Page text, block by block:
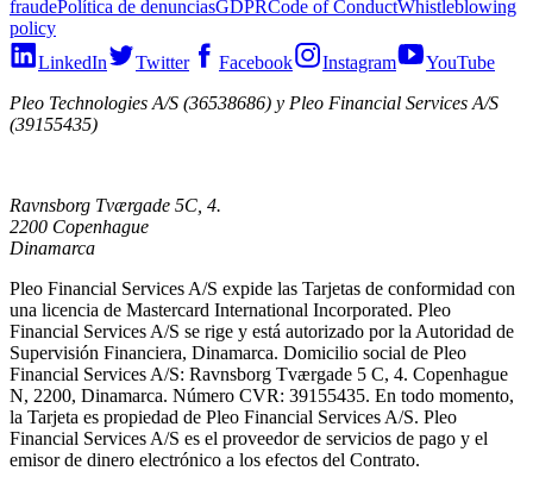
fraudePolítica de denunciasGDPRCode of ConductWhistleblowing
policy
LinkedIn
Twitter Facebook Instagram
YouTube
Pleo Technologies A/S (36538686) y Pleo Financial Services A/S
(39155435)
Ravnsborg Tværgade 5C, 4.
2200 Copenhague
Dinamarca
Pleo Financial Services A/S expide las Tarjetas de conformidad con
una licencia de Mastercard International Incorporated. Pleo
Financial Services A/S se rige y está autorizado por la Autoridad de
Supervisión Financiera, Dinamarca. Domicilio social de Pleo
Financial Services A/S: Ravnsborg Tværgade 5 C, 4. Copenhague
N, 2200, Dinamarca. Número CVR: 39155435. En todo momento,
la Tarjeta es propiedad de Pleo Financial Services A/S. Pleo
Financial Services A/S es el proveedor de servicios de pago y el
emisor de dinero electrónico a los efectos del Contrato.